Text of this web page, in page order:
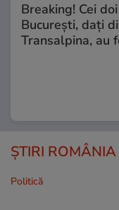
Breaking! Cei
București, dați
Transalpina, au
ȘTIRI ROMÂNIA
Politică